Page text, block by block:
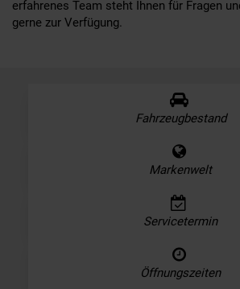
erfahrenes Team steht Ihnen für Fragen
gerne zur Verfügung.
Fahrzeugbestand
Markenwelt
Servicetermin
Öffnungszeiten